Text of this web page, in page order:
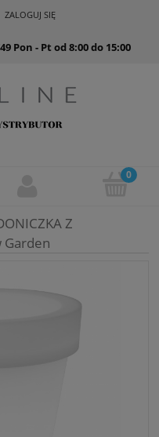
ZALOGUJ SIĘ
Pon - Pt od 8:00 do 15:00
Z
Garden